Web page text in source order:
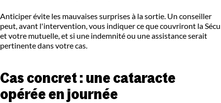
Anticiper évite les mauvaises surprises à la sortie. Un conseiller
peut, avant l'intervention, vous indiquer ce que couvriront la Sécu
et votre mutuelle, et si une indemnité ou une assistance serait
pertinente dans votre cas.
Cas concret : une cataracte
opérée en journée